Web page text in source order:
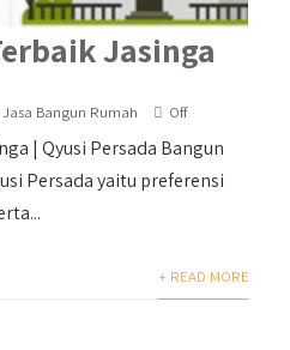
Jasinga
Jasa Bangun Rumah Off
| Qyusi Persada Bangun
Persada yaitu preferensi
+ READ MORE